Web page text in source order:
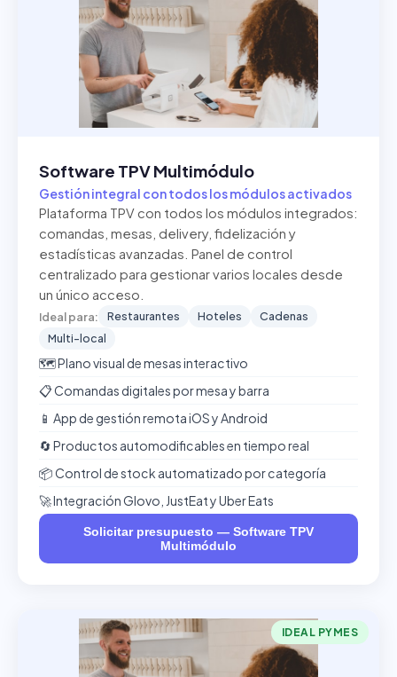
Software TPV Multimódulo
Gestión integral con todos los módulos activados
Plataforma TPV con todos los módulos integrados:
comandas, mesas, delivery, fidelización y
estadísticas avanzadas. Panel de control
centralizado para gestionar varios locales desde
un único acceso.
Ideal para: Restaurantes Hoteles
Cadenas
Multi-local
🗺️ Plano visual de mesas interactivo
📋 Comandas digitales por mesa y barra
📱 App de gestión remota iOS y Android
🔄 Productos automodificables en tiempo real
📦 Control de stock automatizado por categoría
🚀 Integración Glovo, JustEat y Uber Eats
Solicitar presupuesto — Software TPV
Multimódulo
IDEAL PYMES